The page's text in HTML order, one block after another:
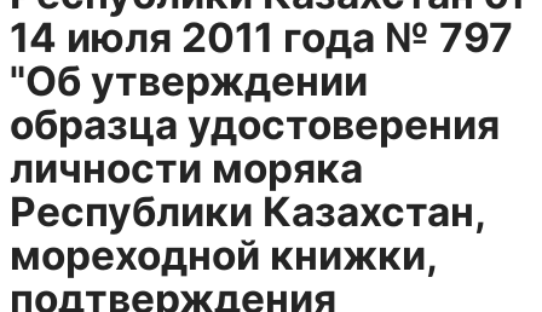
14 июля 2011 года № 797
"Об утверждении
образца удостоверения
личности моряка
Республики Казахстан,
мореходной книжки,
подтверждения